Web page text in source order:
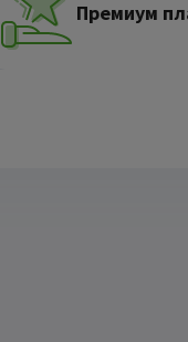
Премиум